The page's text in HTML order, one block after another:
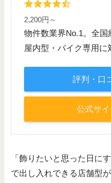
2,200円～
物件数業界No.1。全国
屋内型・バイク専用に
評判・口
公式サ
「飾りたいと思った日に
で出し入れできる店舗型